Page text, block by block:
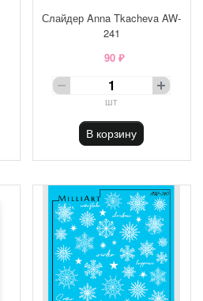
Слайдер Anna Tkacheva AW-
241
90 ₽
шт
В корзину